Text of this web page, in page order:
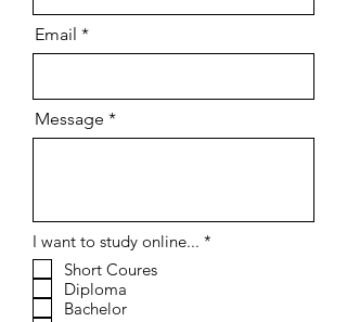
Email
Message
I want to study online... *
Short Coures
Diploma
Bachelor